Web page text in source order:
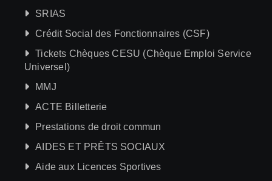
SRIAS
Crédit Social des Fonctionnaires (CSF)
Tickets Chèques CESU (Chèque Emploi Service
Universel)
MMJ
ACTE Billetterie
Prestations de droit commun
AIDES ET PRÊTS SOCIAUX
Aide aux Licences Sportives